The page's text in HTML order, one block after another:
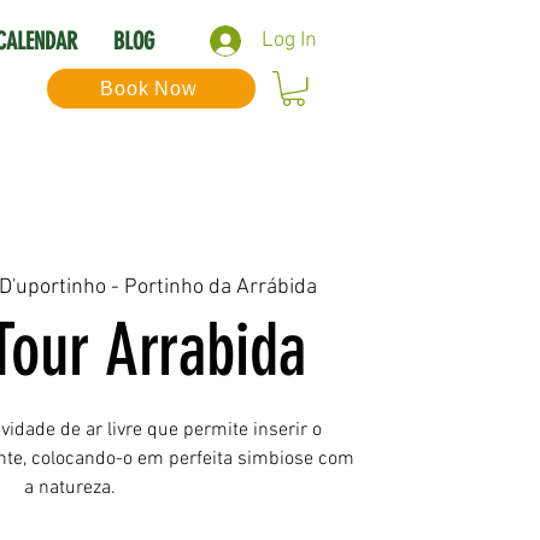
Log In
BLOG
Book Now
- Portinho da Arrábida
Arrabida
de ar livre que permite inserir o
colocando-o em perfeita simbiose com
a natureza.